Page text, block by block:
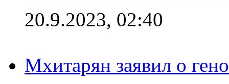
20.9.2023, 02:40
Мхитарян заявил о